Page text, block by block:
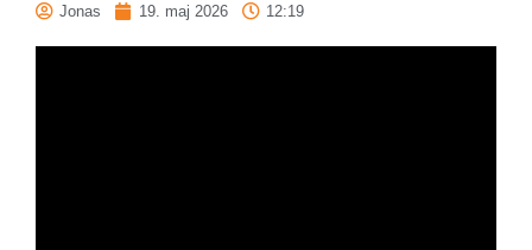
Jonas 19. maj 2026 12:19